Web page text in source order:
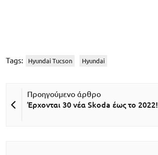
Tags: Hyundai Tucson Hyundai
Έρχονται 30 νέα Skoda έως το 2022!